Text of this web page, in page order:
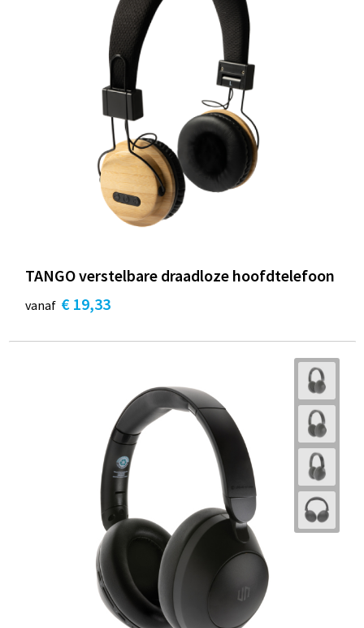
TANGO verstelbare draadloze hoofdtelefoon
vanaf € 19,33